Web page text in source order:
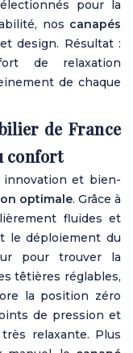
pour la
nos canapés
design. Résultat :
de relaxation
de chaque
de France
confort
innovation et bien-
optimale. Grâce à
fluides et
le déploiement du
pour trouver la
têtières réglables,
la position zéro
de pression et
relaxante. Plus